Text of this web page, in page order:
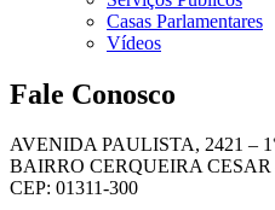
Casas Parlamentares
Vídeos
Fale Conosco
AVENIDA PAULISTA, 2421 –
BAIRRO CERQUEIRA CESAR
CEP: 01311-300